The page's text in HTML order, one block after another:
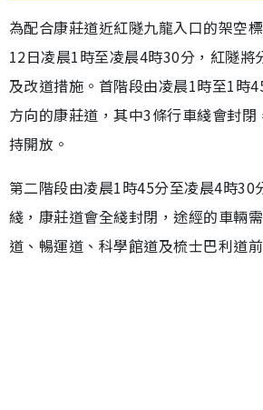
為配合康莊道近紅隧九龍入口的架空
12日凌晨1時至凌晨4時30分，紅隧將
及改道措施。首階段由凌晨1時至1時
方向的康莊道，其中3條行車綫會封閉
持開放。
第二階段由凌晨1時45分至凌晨4時30
綫，康莊道會全綫封閉，途經的車輛
道、暢運道、科學館道及梳士巴利道